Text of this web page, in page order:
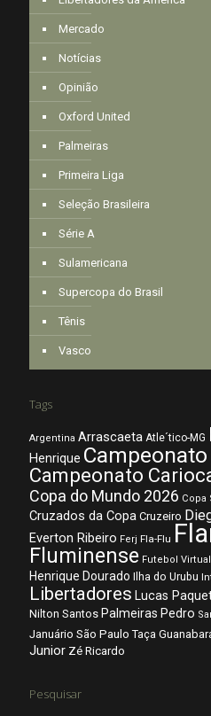
Mercado
Notícias
Opinião
Oxford United
Palmeiras
Primeira Liga
Seleção Brasileira
Série A
Sulamericana
Supercopa do Brasil
Tênis
Vasco
Tags
Argentina Arrascaeta Atle´tico-MG
Henrique
Campeonato
Copa do Mundo 2026 Copa
Cruzados da Copa Cruzeiro
Everton Ribeiro Ferj Fla-Flu
Fluminense Futebol Virtual
Henrique Dourado Ilha do Urubu
Libertadores Lucas
Nilton Santos Palmeiras Pedro
Januário São Paulo Taça
Junior Zé Ricardo
Pesquisar